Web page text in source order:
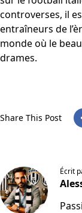
controverses, il
entraîneurs de
monde où le
drames.
Share This Post
Écrit